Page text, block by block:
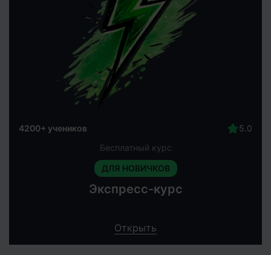
4200+ учеников
Бесплатный курс
ДЛЯ НОВИЧКОВ
Экспресс-курс
Открыть